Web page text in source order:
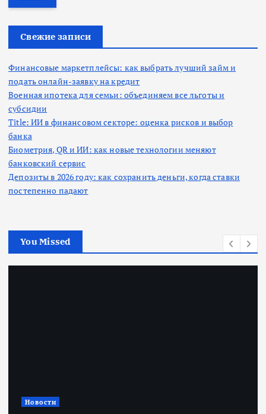
т
Свежие записи
Финансовые маркетплейсы: как выбрать лучший займ и
подать онлайн-заявку на кредит
Военная ипотека для семьи: объединяем все льготы и
субсидии
Title: ИИ в финансовом секторе: оценка рисков и выбор
банка
Биометрия, QR и ИИ: как новые технологии меняют
банковский сервис
Депозиты в 2026 году: как сохранить деньги, когда ставки
постепенно падают
You Missed
Новости